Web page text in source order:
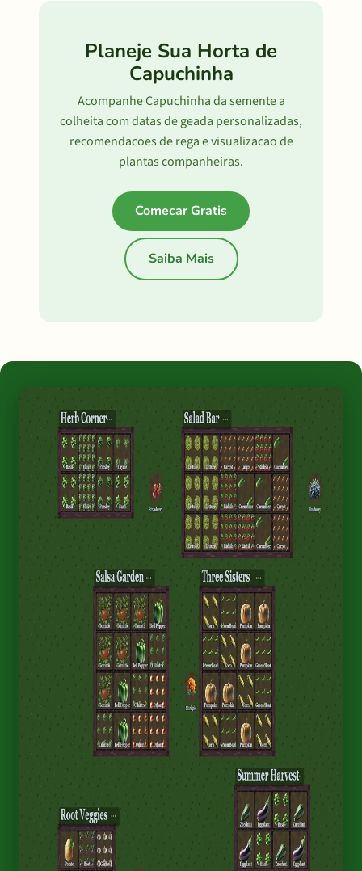
Planeje Sua Horta de
Capuchinha
Acompanhe Capuchinha da semente a
colheita com datas de geada personalizadas,
recomendacoes de rega e visualizacao de
plantas companheiras.
Comecar Gratis
Saiba Mais